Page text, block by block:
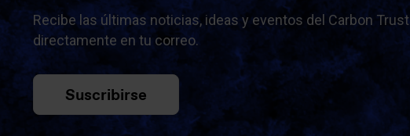
Recibe las últimas noticias, ideas y eventos del Carbon Trust
directamente en tu correo.
Suscribirse